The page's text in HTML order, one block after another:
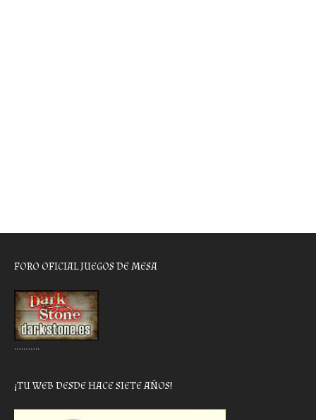
FORO OFICIAL JUEGOS DE MESA
………..
¡TU WEB DESDE HACE SIETE AÑOS!